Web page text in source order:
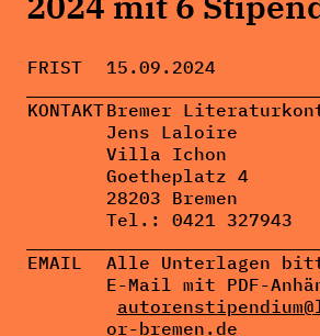
FRIST
15.09.2024
KONTAKTBremer
Jens Laloire
Villa Ichon
Goetheplatz 4
28203 Bremen
Tel.: 0421 327943
EMAIL
Alle Unterlagen
E-Mail mit PDF-
or-bremen.de